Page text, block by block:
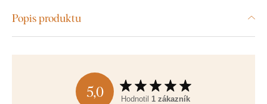
Popis produktu
5,0 Hodnotil 1 zákazník